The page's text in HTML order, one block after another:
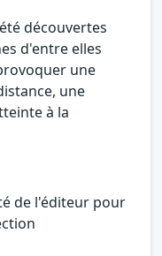
découvertes
d'entre elles
une
une
à la
de l'éditeur pour